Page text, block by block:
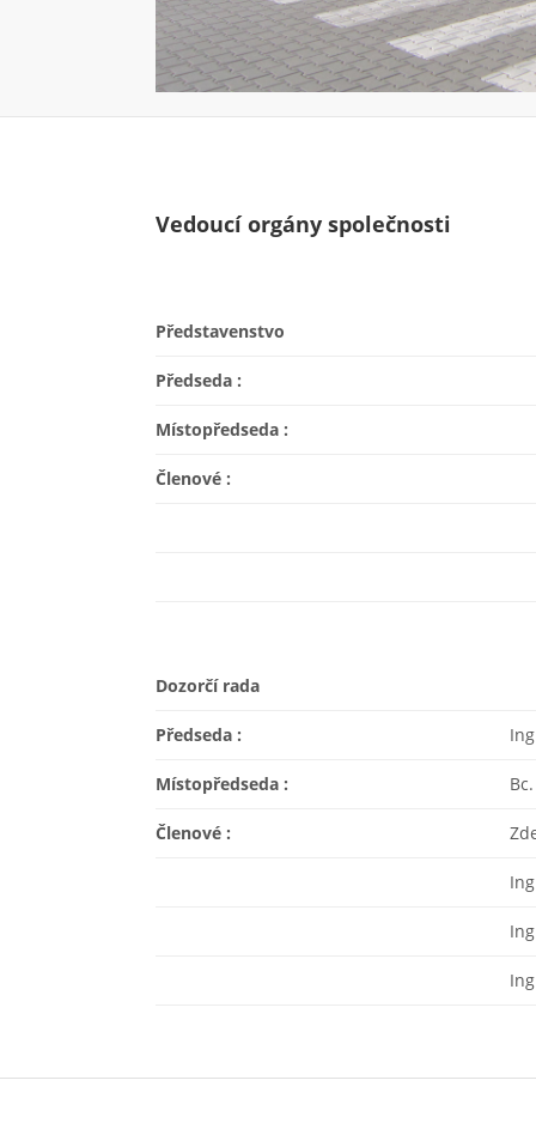
Vedoucí orgány společnosti
Představenstvo
Předseda :
Místopředseda :
Členové :
Dozorčí rada
Předseda :
Místopředseda :
Členové :